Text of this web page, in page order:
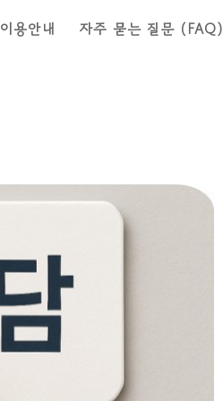
이용안내 자주 묻는 질문 (FAQ)